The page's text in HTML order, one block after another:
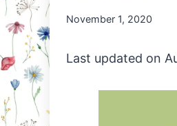
By
November 1, 2020
Last updated on